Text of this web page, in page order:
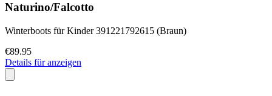
Naturino/Falcotto
Winterboots für Kinder 391221792615 (Braun)
€89.95
Details für anzeigen